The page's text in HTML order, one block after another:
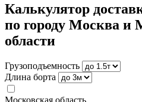
Калькулятор
по городу Москва и
области
Грузоподъемность
Длина борта
Московская область